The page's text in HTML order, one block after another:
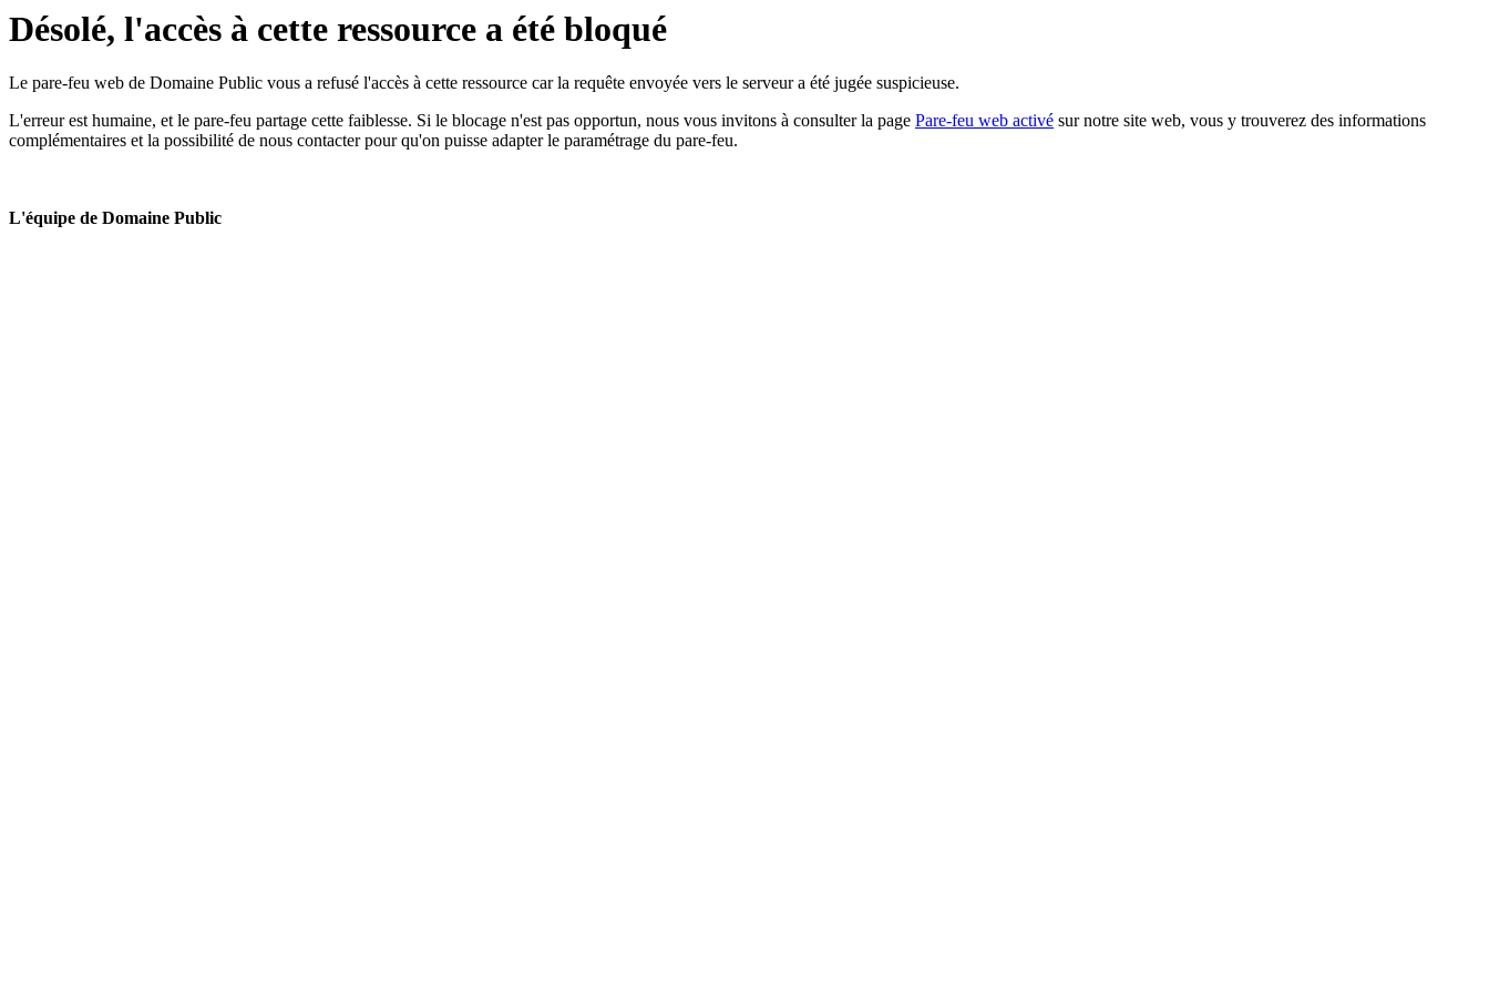
Désolé, l'accès à cette ressource a été bloqué
Le pare-feu web de Domaine Public vous a refusé l'accès à cette ressource car la requête envoyée vers le serveur a été jugée suspicieuse.
L'erreur est humaine, et le pare-feu partage cette faiblesse. Si le blocage n'est pas opportun, nous vous invitons à consulter la page Pare-feu web activé sur notre site web, vous y trouverez des informations
complémentaires et la possibilité de nous contacter pour qu'on puisse adapter le paramétrage du pare-feu.
L'équipe de Domaine Public